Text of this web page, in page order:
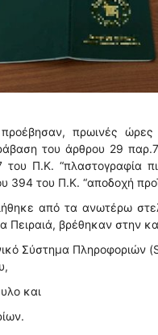
πρωινές
του άρθρου 29
Π.Κ. “πλαστογραφία
394 του Π.Κ. “αποδοχή
από τα ανωτέρω
Πειραιά, βρέθηκαν στην
Σύστημα Πληροφοριών
και